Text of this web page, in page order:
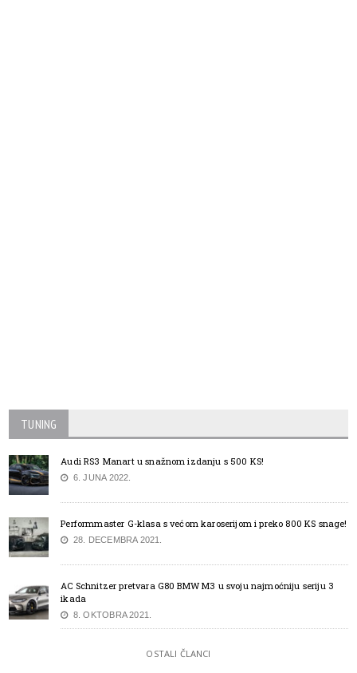
TUNING
Audi RS3 Manart u snažnom izdanju s 500 KS!
6. JUNA 2022.
Performmaster G-klasa s većom karoserijom i preko 800 KS snage!
28. DECEMBRA 2021.
AC Schnitzer pretvara G80 BMW M3 u svoju najmoćniju seriju 3
ikada
8. OKTOBRA 2021.
OSTALI ČLANCI